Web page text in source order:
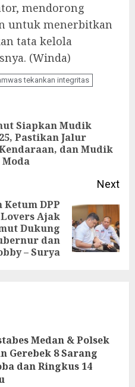
mendorong
untuk menerbitkan
tata kelola
(Winda)
tekankan integritas
Siapkan Mudik
Pastikan Jalur
dan Mudik
Next
DPP
Ajak
Dukung
dan
– Surya
Medan & Polsek
Gerebek 8 Sarang
dan Ringkus 14